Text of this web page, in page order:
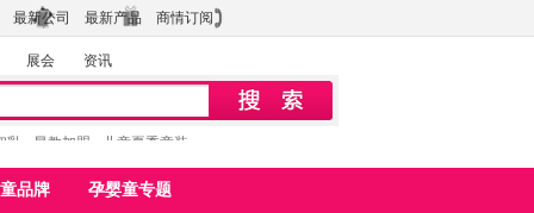
最新公司 最新产品 商情订阅
展会 资讯
乳 早教加盟 儿童夏季童装
品牌 孕婴童专题